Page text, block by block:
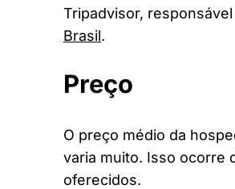
Tripadvisor,
Brasil.
Preço
O preço médio da
varia muito. Isso ocorre
oferecidos.